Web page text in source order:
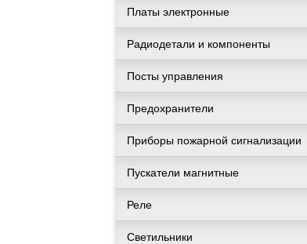
Платы электронные
Радиодетали и компоненты
Посты управления
Предохранители
Приборы пожарной сигнализации
Пускатели магнитные
Реле
Светильники